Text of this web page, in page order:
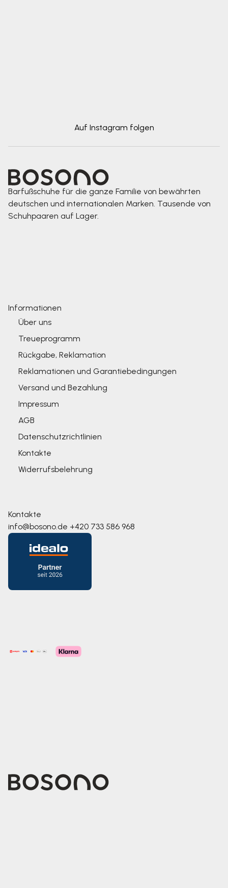
Auf Instagram folgen
Barfußschuhe für die ganze Familie von bewährten
deutschen und internationalen Marken. Tausende von
Schuhpaaren auf Lager.
Informationen
Über uns
Treueprogramm
Rückgabe, Reklamation
Reklamationen und Garantiebedingungen
Versand und Bezahlung
Impressum
AGB
Datenschutzrichtlinien
Kontakte
Widerrufsbelehrung
Kontakte
info@bosono.de +420 733 586 968